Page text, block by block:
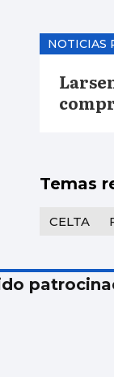
NOTICIAS
Temas
CELTA